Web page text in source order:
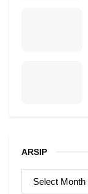
ARSIP